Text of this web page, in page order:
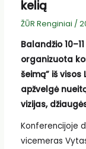
kelią
ŽŪR Renginiai /
Balandžio
organizuota
šeimą” iš
apžvelgė
vizijas,
Konferencijoje
vicemeras